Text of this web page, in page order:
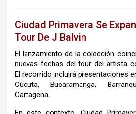
Ciudad Primavera Se
Tour De J Balvin
El lanzamiento de la colección
nuevas fechas del tour del artista
El recorrido incluirá presentaciones
Cúcuta,Bucaramanga,
Cartagena.